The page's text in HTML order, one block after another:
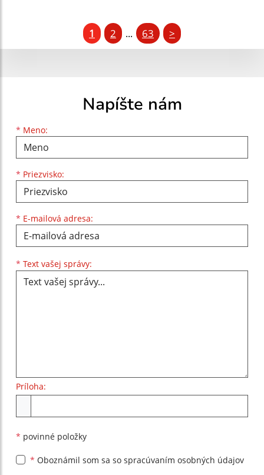
1 2 ... 63 >
Napíšte nám
* Meno:
Meno
* Priezvisko:
Priezvisko
* E-mailová adresa:
E-mailová adresa
* Text vašej správy:
Príloha:
* povinné položky
* Oboznámil som sa so spracúvaním osobných údajov